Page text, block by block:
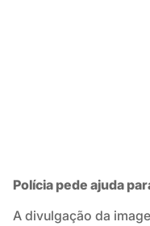
Polícia pede ajuda
A divulgação da